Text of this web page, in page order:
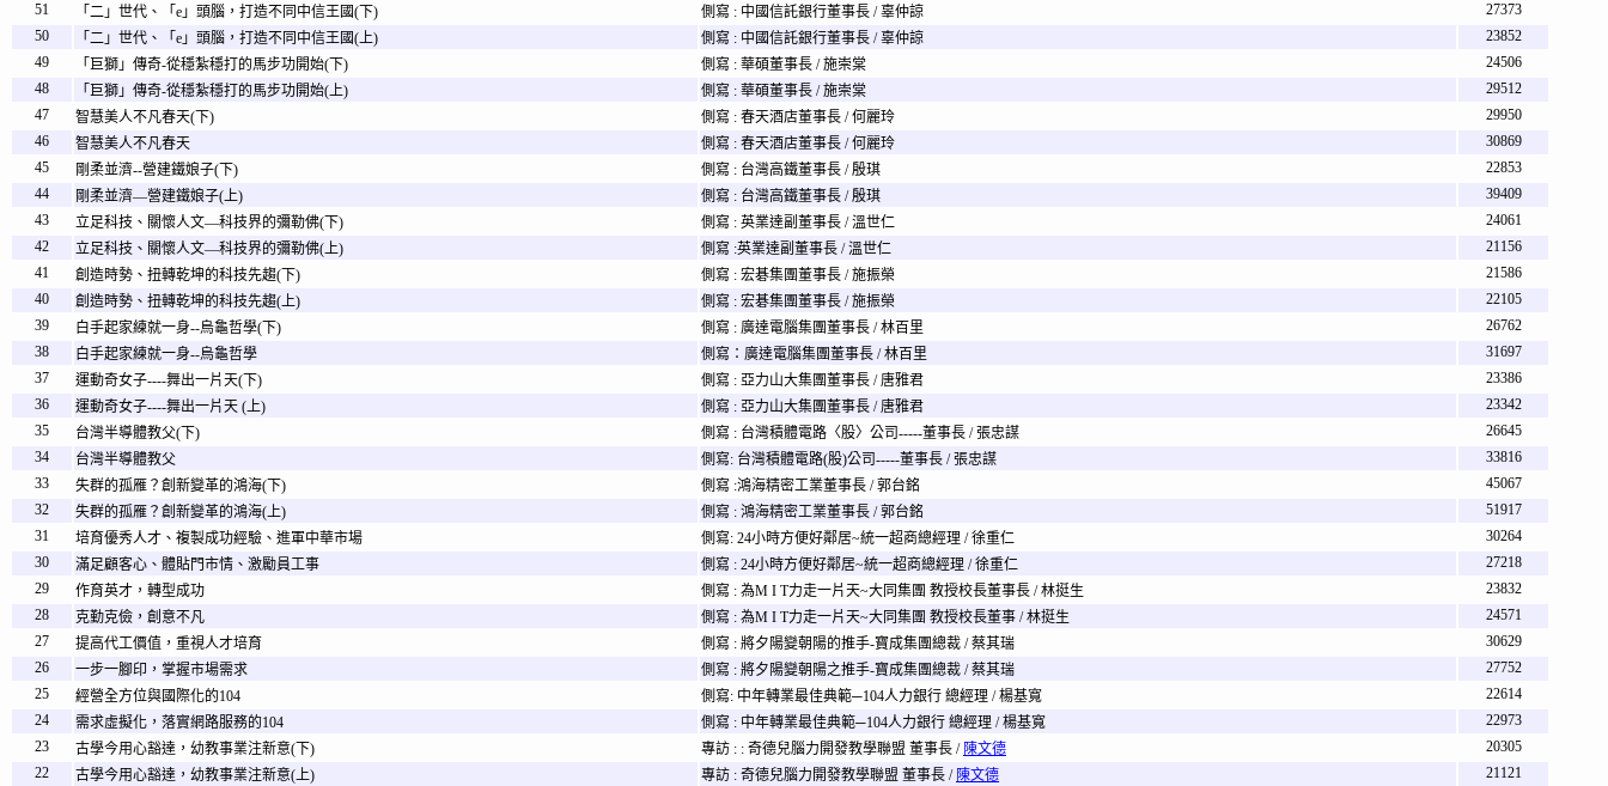
51
「二」世代、「e」頭腦，打造不同中信王國(下) 側寫 : 中國信託銀行董事長 / 辜仲諒
27373
50
「二」世代、「e」頭腦，打造不同中信王國(上) 側寫 : 中國信託銀行董事長 / 辜仲諒
23852
49
「巨獅」傳奇-從穩紮穩打的馬步功開始(下) 側寫 : 華碩董事長 / 施崇棠
24506
48
「巨獅」傳奇-從穩紮穩打的馬步功開始(上) 側寫 : 華碩董事長 / 施崇棠
29512
47
智慧美人不凡春天(下) 側寫 : 春天酒店董事長 / 何麗玲
29950
46
智慧美人不凡春天 側寫 : 春天酒店董事長 / 何麗玲
30869
45
剛柔並濟--營建鐵娘子(下) 側寫 : 台灣高鐵董事長 / 殷琪
22853
44
剛柔並濟—營建鐵娘子(上) 側寫 : 台灣高鐵董事長 / 殷琪
39409
43
立足科技、關懷人文—科技界的彌勒佛(下) 側寫 : 英業達副董事長 / 溫世仁
24061
42
立足科技、關懷人文—科技界的彌勒佛(上) 側寫 :英業達副董事長 / 溫世仁
21156
41
創造時勢、扭轉乾坤的科技先趨(下) 側寫 : 宏碁集團董事長 / 施振榮
21586
40
創造時勢、扭轉乾坤的科技先趨(上) 側寫 : 宏碁集團董事長 / 施振榮
22105
39
白手起家練就一身--烏龜哲學(下) 側寫 : 廣達電腦集團董事長 / 林百里
26762
38
白手起家練就一身--烏龜哲學 側寫：廣達電腦集團董事長 / 林百里
31697
37
運動奇女子----舞出一片天(下) 側寫 : 亞力山大集團董事長 / 唐雅君
23386
36
運動奇女子----舞出一片天 (上) 側寫 : 亞力山大集團董事長 / 唐雅君
23342
35
台灣半導體教父(下) 側寫 : 台灣積體電路〈股〉公司-----董事長 / 張忠謀
26645
34
台灣半導體教父 側寫: 台灣積體電路(股)公司-----董事長 / 張忠謀
33816
33
失群的孤雁？創新變革的鴻海(下) 側寫 :鴻海精密工業董事長 / 郭台銘
45067
32
失群的孤雁？創新變革的鴻海(上) 側寫 : 鴻海精密工業董事長 / 郭台銘
51917
31
培育優秀人才、複製成功經驗、進軍中華市場 側寫: 24小時方便好鄰居~統一超商總經理 / 徐重仁
30264
30
滿足顧客心、體貼門市情、激勵員工事 側寫 : 24小時方便好鄰居~統一超商總經理 / 徐重仁
27218
29
作育英才，轉型成功 側寫 : 為M I T力走一片天~大同集團 教授校長董事長 / 林挺生
23832
28
克勤克儉，創意不凡 側寫 : 為M I T力走一片天~大同集團 教授校長董事 / 林挺生
24571
27
提高代工價值，重視人才培育 側寫 : 將夕陽變朝陽的推手-寶成集團總裁 / 蔡其瑞
30629
26
一步一腳印，掌握市場需求 側寫 : 將夕陽變朝陽之推手-寶成集團總裁 / 蔡其瑞
27752
25
經營全方位與國際化的104 側寫: 中年轉業最佳典範─104人力銀行 總經理 / 楊基寬
22614
24
需求虛擬化，落實網路服務的104 側寫 : 中年轉業最佳典範─104人力銀行 總經理 / 楊基寬
22973
23
古學今用心豁達，幼教事業注新意(下) 專訪 : : 奇德兒腦力開發教學聯盟 董事長 / 陳文德
20305
22
古學今用心豁達，幼教事業注新意(上) 專訪 : 奇德兒腦力開發教學聯盟 董事長 / 陳文德 21121